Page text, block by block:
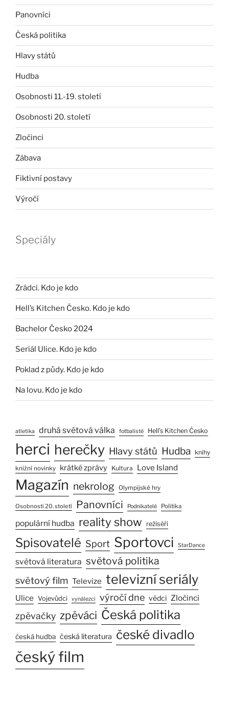
Panovníci
Česká politika
Hlavy států
Hudba
Osobnosti 11.-19. století
Osobnosti 20. století
Zločinci
Zábava
Fiktivní postavy
Výročí
Speciály
Zrádci. Kdo je kdo
Hell’s Kitchen Česko. Kdo je kdo
Bachelor Česko 2024
Seriál Ulice. Kdo je kdo
Poklad z půdy. Kdo je kdo
Na lovu. Kdo je kdo
atletika druhá světová válka fotbalisté Hell’s Kitchen Česko
herci herečky Hlavy států Hudba knihy
knižní novinky krátké zprávy Kultura Love Island
Magazín nekrolog Olympijské hry
Osobnosti 20. století Panovníci Podnikatelé Politika
populární hudba reality show režiséři
Spisovatelé Sport Sportovci StarDance
světová literatura světová politika
světový film Televize televizní seriály
Ulice Vojevůdci vynálezci výročí dne vědci Zločinci
zpěvačky zpěváci Česká politika
česká hudba česká literatura české divadlo
český film